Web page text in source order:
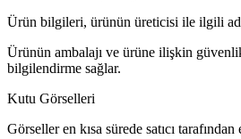
Ürün bilgileri, ürünün üreticisi ile ilgili
Ürünün ambalajı ve ürüne ilişkin
bilgilendirme sağlar.
Kutu Görselleri
Görseller en kısa sürede satıcı